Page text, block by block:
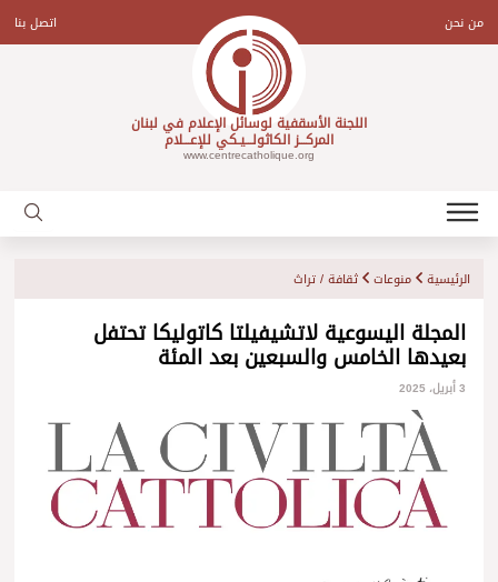
contentمن نحن اتصل بنا
اللجنة الأسقفية لوسائل الإعلام في لبنان
المركـــز الكاثولـــيـكي للإعـــلام
www.centrecatholique.org
الرئيسية منوعات ثقافة / تراث
المجلة اليسوعية لاتشيفيلتا كاتوليكا تحتفل
بعيدها الخامس والسبعين بعد المئة
3 أبريل، 2025